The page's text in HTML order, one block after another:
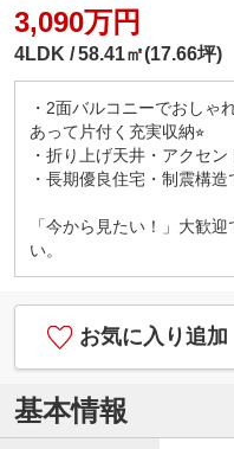
3,090万円
4LDK 58.41㎡(17.66坪)
・2面バルコニーでおしゃ
あって片付く充実収納⭐︎
・折り上げ天井・アクセ
・長期優良住宅・制震構造
「今から見たい！」大歓
い。
お気に入り追加
基本情報